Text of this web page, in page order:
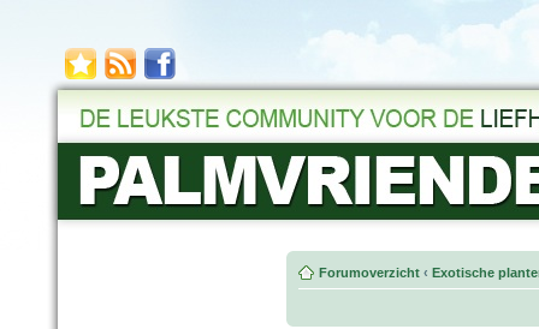
Forumoverzicht ‹ Exotische